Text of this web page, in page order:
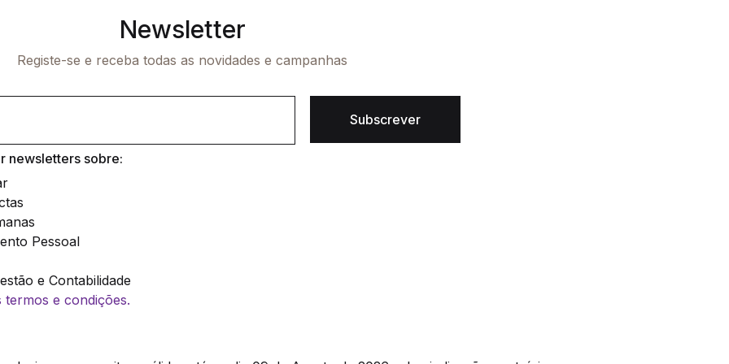
Newsletter
Registe-se e receba todas as novidades e campanhas
Subscrever
newsletters sobre:
Pessoal
e Contabilidade
termos e condições.